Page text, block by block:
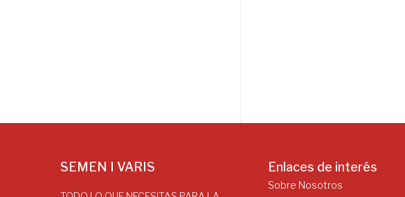
SEMEN I VARIS Enlaces de interés
Sobre Nosotros